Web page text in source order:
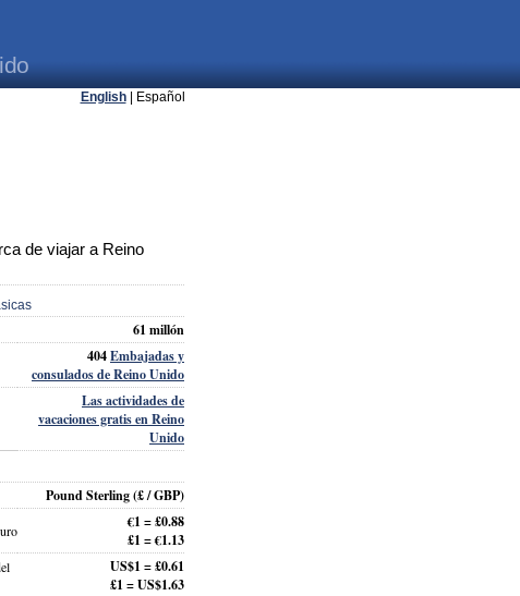
English| Español
de viajar a Reino
61 millón
404Embajadas y
consulados de Reino Unido
Las actividades de
vacaciones gratis en Reino
Unido
Pound Sterling(£ / GBP)
€1 = £0.88
£1 = €1.13
US$1 = £0.61
£1 = US$1.63